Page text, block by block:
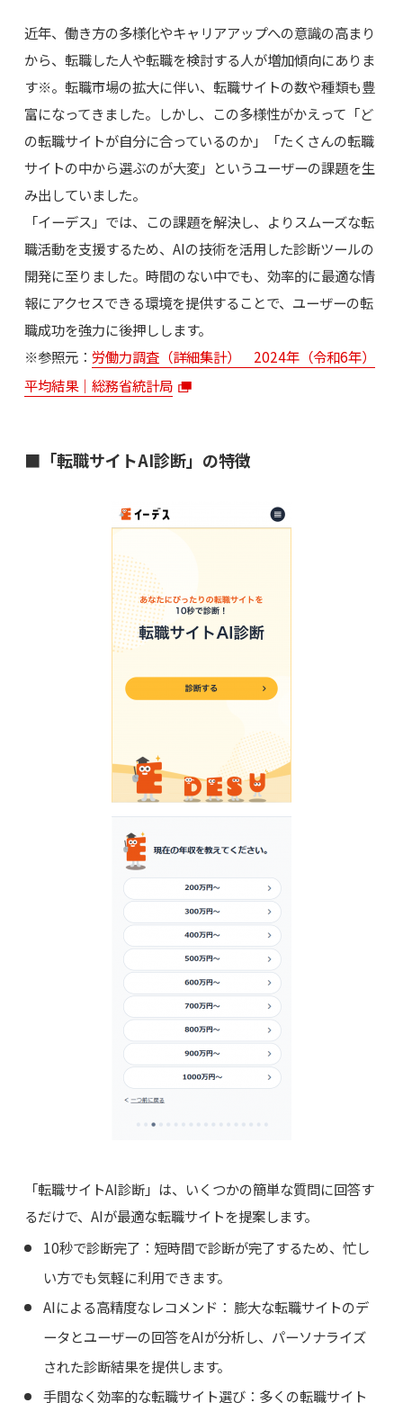
近年、働き方の多様化やキャリアアップへの意識の高まり
から、転職した人や転職を検討する人が増加傾向にありま
す※。転職市場の拡大に伴い、転職サイトの数や種類も豊
富になってきました。しかし、この多様性がかえって「ど
の転職サイトが自分に合っているのか」「たくさんの転職
サイトの中から選ぶのが大変」というユーザーの課題を生
み出していました。
「イーデス」では、この課題を解決し、よりスムーズな転
職活動を支援するため、AIの技術を活用した診断ツールの
開発に至りました。時間のない中でも、効率的に最適な情
報にアクセスできる環境を提供することで、ユーザーの転
職成功を強力に後押しします。
※参照元： 労働力調査（詳細集計） 2024年（令和6年）
平均結果｜総務省統計局
■「転職サイトAI診断」の特徴
「転職サイトAI診断」は、いくつかの簡単な質問に回答す
るだけで、AIが最適な転職サイトを提案します。
10秒で診断完了：短時間で診断が完了するため、忙し
い方でも気軽に利用できます。
AIによる高精度なレコメンド： 膨大な転職サイトのデ
ータとユーザーの回答をAIが分析し、パーソナライズ
された診断結果を提供します。
手間なく効率的な転職サイト選び：多くの転職サイト